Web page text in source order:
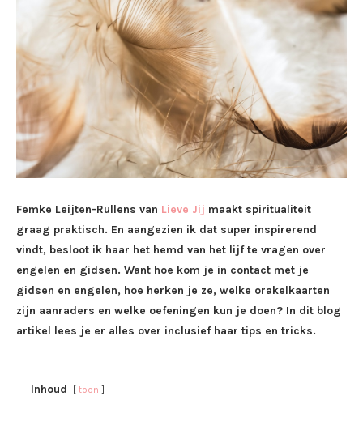
Femke Leijten-Rullens van Lieve Jij maakt spiritualiteit
graag praktisch. En aangezien ik dat super inspirerend
vindt, besloot ik haar het hemd van het lijf te vragen over
engelen en gidsen. Want hoe kom je in contact met je
gidsen en engelen, hoe herken je ze, welke orakelkaarten
zijn aanraders en welke oefeningen kun je doen? In dit blog
artikel lees je er alles over inclusief haar tips en tricks.
Inhoud toon